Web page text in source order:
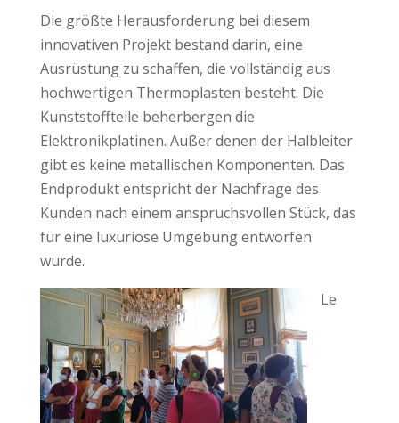
Die größte Herausforderung bei diesem
innovativen Projekt bestand darin, eine
Ausrüstung zu schaffen, die vollständig aus
hochwertigen Thermoplasten besteht. Die
Kunststoffteile beherbergen die
Elektronikplatinen. Außer denen der Halbleiter
gibt es keine metallischen Komponenten. Das
Endprodukt entspricht der Nachfrage des
Kunden nach einem anspruchsvollen Stück, das
für eine luxuriöse Umgebung entworfen
wurde.
Le